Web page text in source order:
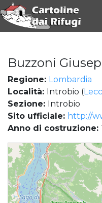
Buzzoni
Regione: Lombardia
Località: Introbio (
Sezione: Introbio
Sito ufficiale: http://
Anno di costruzione: